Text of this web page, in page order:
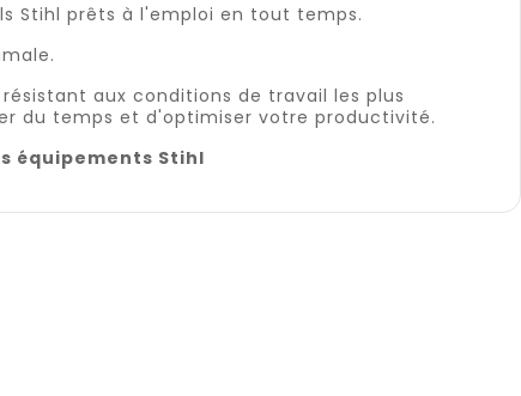
Stihl prêts à l'emploi en tout temps.
aux conditions de travail les plus
du temps et d'optimiser votre productivité.
équipements Stihl